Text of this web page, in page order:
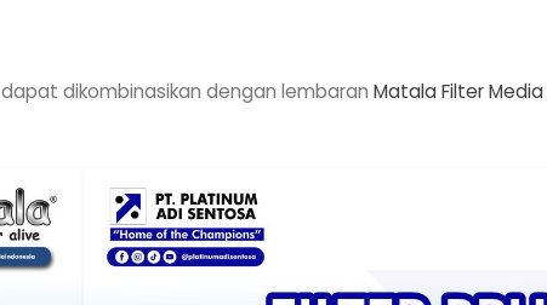
dapat dikombinasikan dengan lembaran Matala Filter Media